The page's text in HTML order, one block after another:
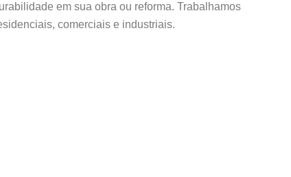
em sua obra ou reforma. Trabalhamos
comerciais e industriais.